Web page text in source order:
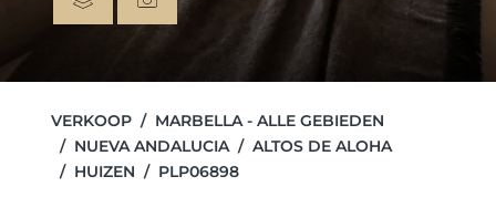
VERKOOP
MARBELLA - ALLE GEBIEDEN
NUEVA ANDALUCIA
ALTOS DE ALOHA
HUIZEN
PLP06898